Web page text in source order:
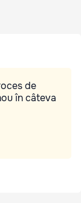
de
în câteva